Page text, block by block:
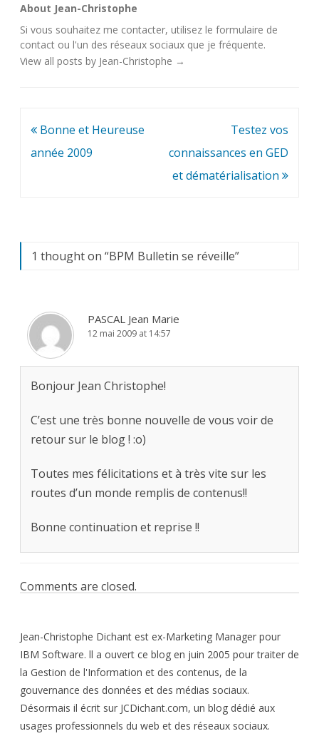
About Jean-Christophe
Si vous souhaitez me contacter, utilisez le formulaire de
contact ou l'un des réseaux sociaux que je fréquente.
View all posts by Jean-Christophe →
Navigation
de
Bonne et Heureuse
année 2009
Testez vos
connaissances en GED
et dématérialisation
1 thought on “BPM Bulletin se réveille”
PASCAL Jean Marie
12 mai 2009 at 14:57
Bonjour Jean Christophe!
C’est une très bonne nouvelle de vous voir de
retour sur le blog ! :o)
Toutes mes félicitations et à très vite sur les
routes d’un monde remplis de contenus!!
Bonne continuation et reprise !!
Comments are closed.
Jean-Christophe Dichant est ex-Marketing Manager pour
IBM Software. ll a ouvert ce blog en juin 2005 pour traiter de
la Gestion de l'Information et des contenus, de la
gouvernance des données et des médias sociaux.
Désormais il écrit sur JCDichant.com, un blog dédié aux
usages professionnels du web et des réseaux sociaux.